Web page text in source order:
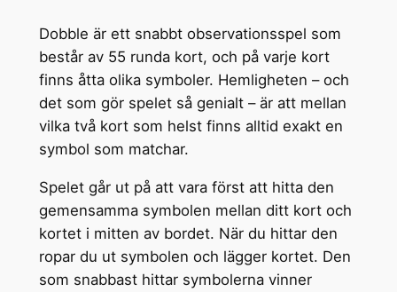
Dobble är ett snabbt observationsspel som
består av 55 runda kort, och på varje kort
finns åtta olika symboler. Hemligheten – och
det som gör spelet så genialt – är att mellan
vilka två kort som helst finns alltid exakt en
symbol som matchar.
Spelet går ut på att vara först att hitta den
gemensamma symbolen mellan ditt kort och
kortet i mitten av bordet. När du hittar den
ropar du ut symbolen och lägger kortet. Den
som snabbast hittar symbolerna vinner